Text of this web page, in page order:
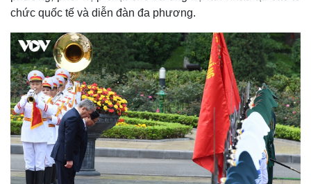
chức quốc tế và diễn đàn đa phương.